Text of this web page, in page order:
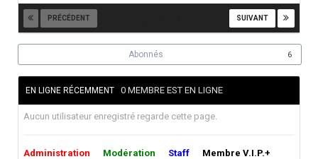
PRÉCÉDENT SUIVANT
Abonnés 6
EN LIGNE RÉCEMMENT 0 MEMBRE EST EN LIGNE
Aucun utilisateur enregistré regarde cette page.
Administration Modération Staff
Membre V.I.P.+